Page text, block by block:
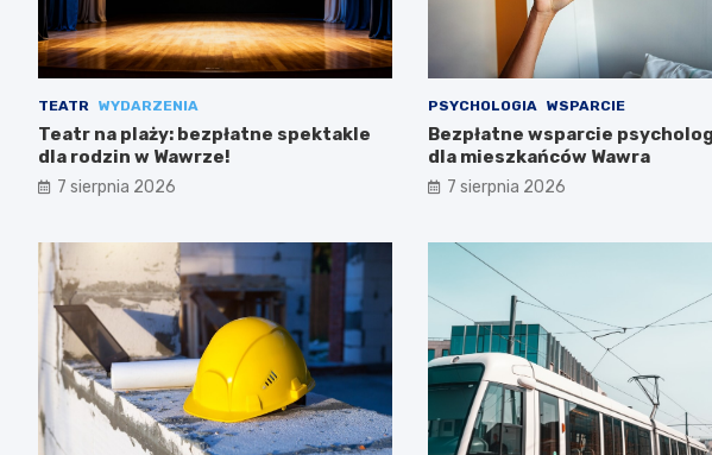
TEATR WYDARZENIA
Teatr na plaży: bezpłatne spektakle
dla rodzin w Wawrze!
7 sierpnia 2026
PSYCHOLOGIA WSPARCIE
Bezpłatne wsparcie
dla mieszkańców Wawra
7 sierpnia 2026